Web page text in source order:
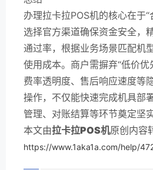
办理拉卡拉POS机的核心在于“
选择官方渠道确保资金安全，
通过率，根据业务场景匹配机
使用成本。商户需摒弃“低价优
费率透明度、售后响应速度等
操作，不仅能快速完成机具部
管理、对账结算等环节奠定坚
本文由拉卡拉POS机原创内容
https://www.1aka1a.com/help/